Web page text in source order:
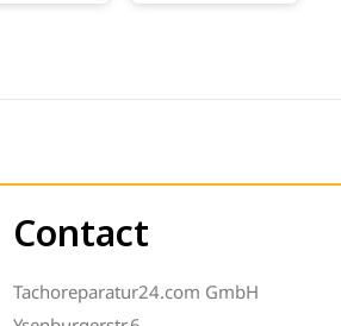
Contact
Tachoreparatur24.com GmbH